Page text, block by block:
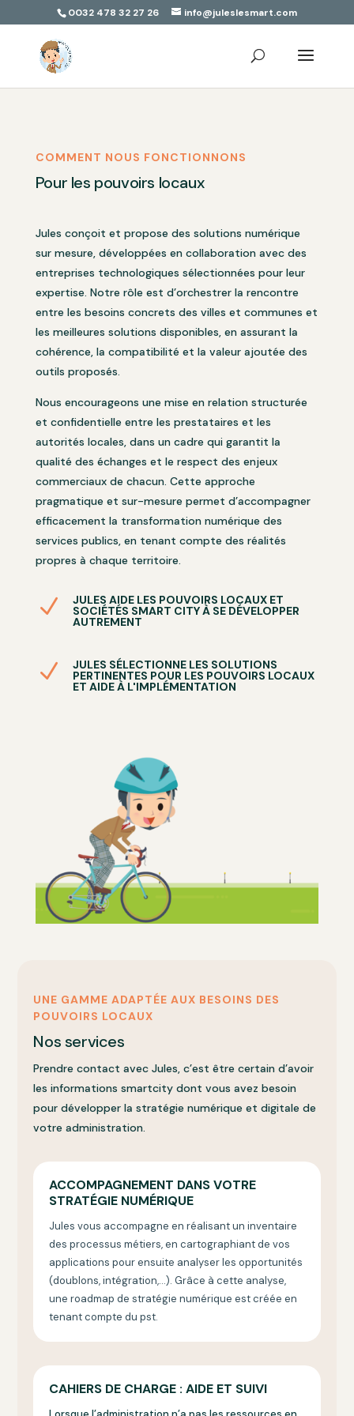
0032 478 32 27 26 info@juleslesmart.com
COMMENT NOUS FONCTIONNONS
Pour les pouvoirs locaux
Jules conçoit et propose des solutions numérique
sur mesure, développées en collaboration avec des
entreprises technologiques sélectionnées pour leur
expertise. Notre rôle est d’orchestrer la rencontre
entre les besoins concrets des villes et communes et
les meilleures solutions disponibles, en assurant la
cohérence, la compatibilité et la valeur ajoutée des
outils proposés.
Nous encourageons une mise en relation structurée
et confidentielle entre les prestataires et les
autorités locales, dans un cadre qui garantit la
qualité des échanges et le respect des enjeux
commerciaux de chacun. Cette approche
pragmatique et sur-mesure permet d’accompagner
efficacement la transformation numérique des
services publics, en tenant compte des réalités
propres à chaque territoire.
N JULES AIDE LES POUVOIRS LOCAUX ET
SOCIÉTÉS SMART CITY À SE DÉVELOPPER
AUTREMENT
N JULES SÉLECTIONNE LES SOLUTIONS
PERTINENTES POUR LES POUVOIRS LOCAUX
ET AIDE À L'IMPLÉMENTATION
UNE GAMME ADAPTÉE AUX BESOINS DES
POUVOIRS LOCAUX
Nos services
Prendre contact avec Jules, c’est être certain d’avoir
les informations smartcity dont vous avez besoin
pour développer la stratégie numérique et digitale de
votre administration.
ACCOMPAGNEMENT DANS VOTRE
STRATÉGIE NUMÉRIQUE
Jules vous accompagne en réalisant un inventaire
des processus métiers, en cartographiant de vos
applications pour ensuite analyser lesopportunités
(doublons, intégration,…). Grâce à cette analyse,
une roadmap de stratégie numérique est créée en
tenant compte dupst.
CAHIERS DE CHARGE : AIDE ET SUIVI